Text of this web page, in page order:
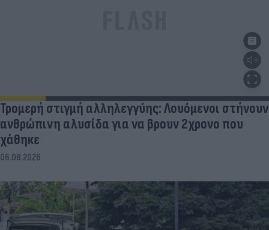
Τρομερή στιγμή αλληλεγγύης: Λουόμενοι στήνουν
ανθρώπινη αλυσίδα για να βρουν 2χρονο που
χάθηκε
06.08.2026